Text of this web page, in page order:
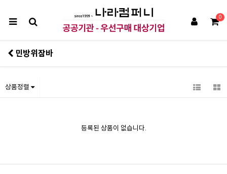
0
민방위잠바
상품정렬
등록된 상품이 없습니다.